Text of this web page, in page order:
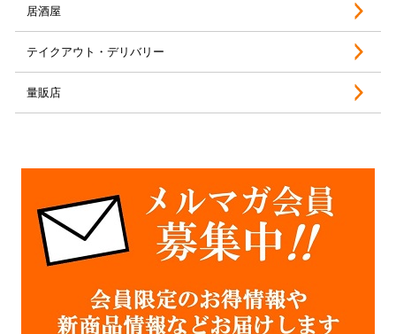
居酒屋
テイクアウト・デリバリー
量販店